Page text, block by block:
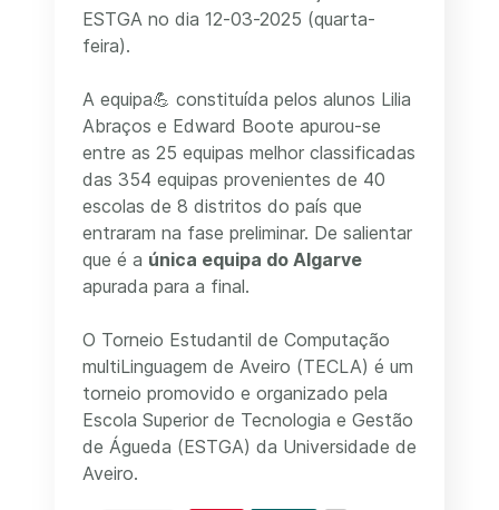
ESTGA no dia 12-03-2025 (quarta-
feira).
A equipa💪 constituída pelos alunos Lilia
Abraços e Edward Boote apurou-se
entre as 25 equipas melhor classificadas
das 354 equipas provenientes de 40
escolas de 8 distritos do país que
entraram na fase preliminar. De salientar
que é a única equipa do Algarve
apurada para a final.
O Torneio Estudantil de Computação
multiLinguagem de Aveiro (TECLA) é um
torneio promovido e organizado pela
Escola Superior de Tecnologia e Gestão
de Águeda (ESTGA) da Universidade de
Aveiro.